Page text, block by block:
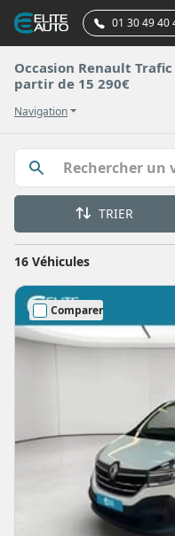
01 30 49 40
Occasion Renault
partir de 15 290€
Navigation
TRIER
16 Véhicules
Comparer